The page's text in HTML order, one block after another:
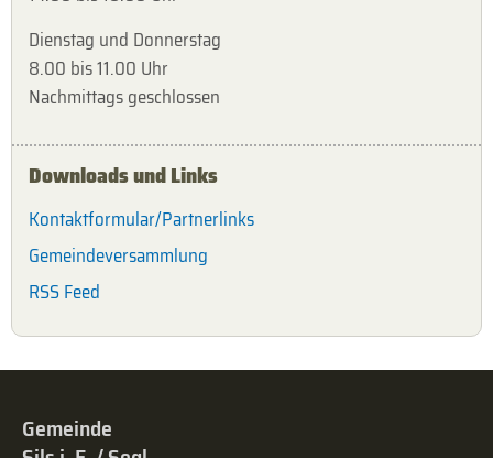
Dienstag und Donnerstag
8.00 bis 11.00 Uhr
Nachmittags geschlossen
Downloads und Links
Kontaktformular/Partnerlinks
Gemeindeversammlung
RSS Feed
Gemeinde